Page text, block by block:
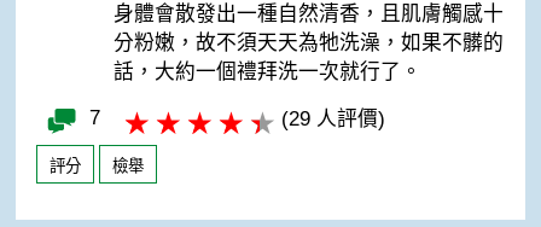
身體會散發出一種自然清香，且肌膚觸感十
分粉嫩，故不須天天為牠洗澡，如果不髒的
話，大約一個禮拜洗一次就行了。
7 (29 人評價)
評分 檢舉